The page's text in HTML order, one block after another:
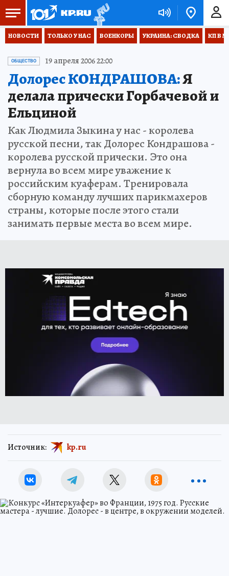
НОВОСТИ ТОЛЬКО У НАС ВОЕНКОРЫ УКРАИНА: СВОДКА КП В
ОБЩЕСТВО 19 апреля 2006 22:00
Долорес КОНДРАШОВА:Я
делала прически Горбачевой и
Ельциной
Как Людмила Зыкина у нас - королева
русской песни, так Долорес Кондрашова -
королева русской прически. Это она
вернула во всем мире уважение к
российским куаферам. Тренировала
сборную команду лучших парикмахеров
страны, которые после этого стали
занимать первые места во всем мире.
Источник: kp.ru